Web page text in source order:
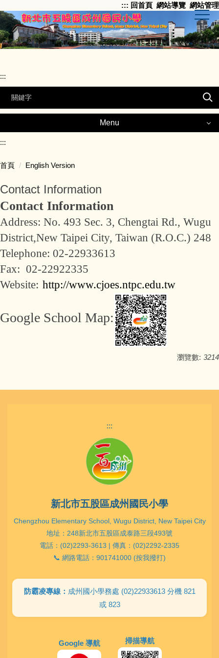
到
主
要
內
::: 回首頁 網站導覽 網站管理
:::
Menu
About Chengzhou
Contact Information
Contact Our People
:::
首頁 English Version
Contact Information
Contact Information
Address: No. 493 Sec. 3, Chengtai Rd., Wugu
District,New Taipei City, Taiwan (R.O.C.) 248
Telephone: 02-22933613
Fax: 02-22922335
Website: http://www.cjoes.ntpc.edu.tw
Google School Map:
瀏覽數: 3214
:::
新北市五股區成州國民小學
Chengzhou Elementary School, Wugu District, New Taipei City
地址：248新北市五股區成泰路三段493號
電話：(02)2293-3613 | 傳真：(02)2292-2335
📞 網路電話：901741000 (按我撥打)
防霸凌專線： 成州國小學務處 (02)22933613 分機 821
或 823
Google 導航 掃描導航